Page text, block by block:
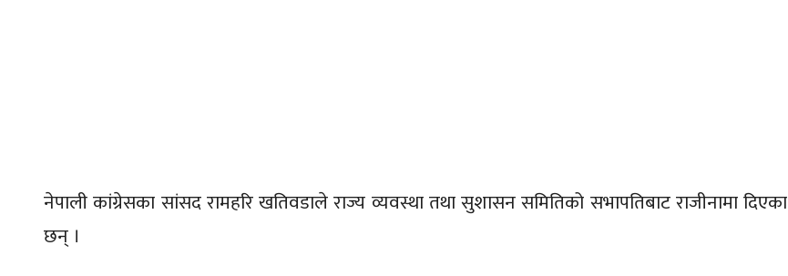
नेपाली कांग्रेसका सांसद रामहरि खतिवडाले राज्य व्यवस्था तथा सुशासन समितिको सभापतिबाट राजीनामा दिएका
छन् ।